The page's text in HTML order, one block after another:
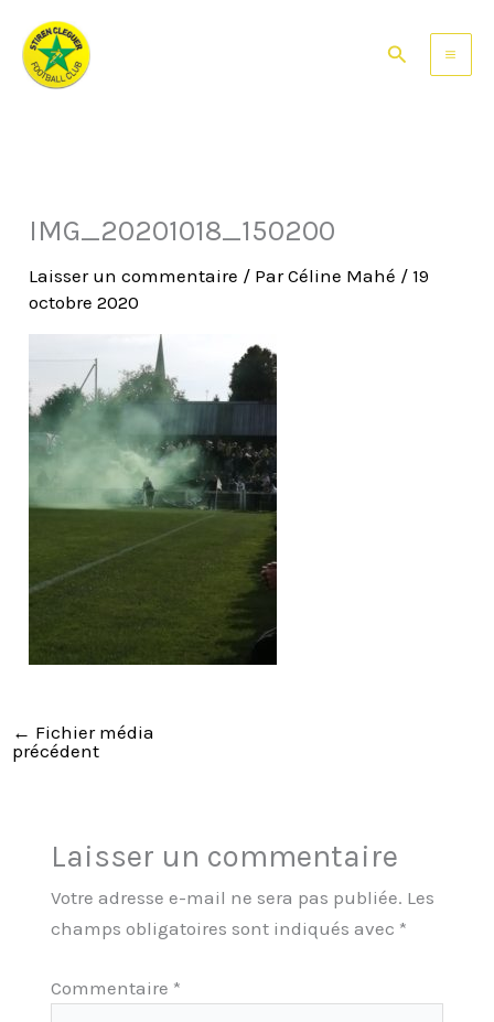
contenu
Rechercher
IMG_20201018_150200
Laisser un commentaire / ParCéline Mahé / 19
octobre 2020
← Fichier média
précédent
Laisser un commentaire
Votre adresse e-mail ne sera pas publiée. Les
champs obligatoires sont indiqués avec *
Commentaire *